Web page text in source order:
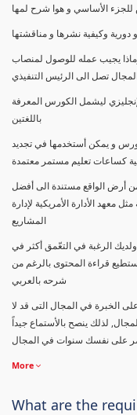
دورية وكيفية نشرها و مناقشتها
يجيب عمله للوصول لمنصاب
تصل الى الرئيس التنفيذي
ليشمل الكورس المعرفة
باللغتين
و يمكن أستخدمها في تجديد
كساعات تعليم مستمر معتمدة
أرض الواقع مستندة الى أفضل
معهد الأدارة الأمريكية لإدارة
المشاريع
الرغبة في التعّمق أكثر في
قراءة المحتوى بالرغم من
شرحه بالعربي
الخبرة في المجال التى قد لا
لذلك ينصح بالأستماع جيداً
على نفسك سنوات في المجال
More
What are the